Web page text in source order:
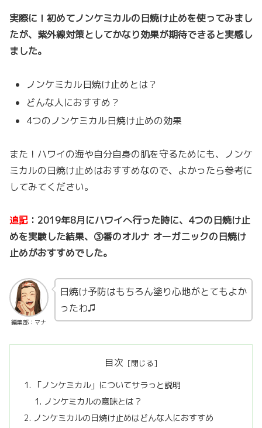
実際に！初めてノンケミカルの日焼け止めを使ってみまし
たが、紫外線対策としてかなり効果が期待できると実感し
ました。
ノンケミカル日焼け止めとは？
どんな人におすすめ？
4つのノンケミカル日焼け止めの効果
また！ハワイの海や自分自身の肌を守るためにも、ノンケ
ミカルの日焼け止めはおすすめなので、よかったら参考に
してみてください。
追記 ：2019年8月にハワイへ行った時に、4つの日焼け止
めを実験した結果、③番のオルナ オーガニックの日焼け
止めがおすすめでした。
編集部：マナ
日焼け予防はもちろん塗り心地がとてもよか
ったわ♫
目次
「ノンケミカル」についてサラっと説明
ノンケミカルの意味とは？
ノンケミカルの日焼け止めはどんな人におすすめ